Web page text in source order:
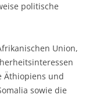
politische
Union,
Äthiopiens und
sowie die